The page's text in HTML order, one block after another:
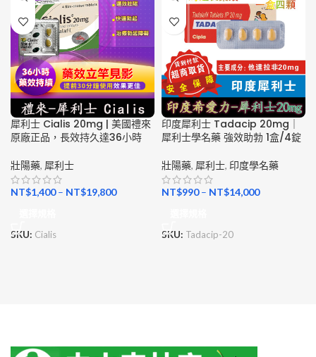
犀利士 Cialis 20mg | 美國禮來
原廠正品，長效持久達36小時
壯陽藥, 犀利士
NT$1,400– NT$19,800
SKU: Cialis
印度犀利士 Tadacip 20mg｜
犀利士學名藥 強效助勃 1盒/4錠
壯陽藥, 犀利士, 印度學名藥
NT$990– NT$14,000
SKU: Tadacip-20